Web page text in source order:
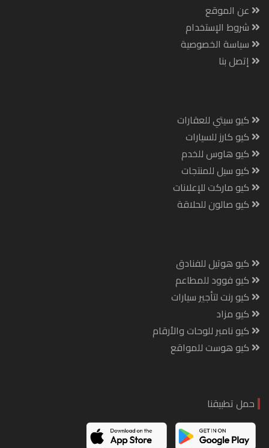
عن الموقع
شروط الإستخدام
سياسة الخصوصية
إتصل بنا
كيو سيتي للعقارات
كيو كارز للسيارات
كيو هاوس للخدم
كيو سيل للمنتجات
كيو ماركت للإعلانات
كيو صالون للحلاقة
كيو هوتيل للفنادق
كيو فوود للمطاعم
كيو رنت لتأجير سيارات
كيو مزاد
كيو نامبر للوحات والأرقام
كيو هوست للمواقع
حمل تطبيقنا